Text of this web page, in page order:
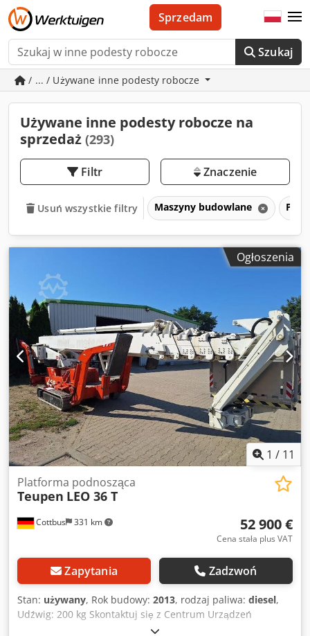
Szukaj
Sprzedam
/ ... / Używane inne podesty robocze
Używane inne podesty robocze na
sprzedaż (293)
Filtr Znaczenie
Usuń wszystkie filtry Maszyny budowlane
Ogłoszenia
1 / 11
Cottbus 331 km
Platforma podnosząca
Teupen LEO 36 T
52 900 €
Cena stała plus VAT
Zapytania Zadzwoń
Stan: używany, Rok budowy: 2013, rodzaj paliwa: diesel,
Udźwig: 200 kg Skontaktuj się z Centrum Urządzeń
Używanych, aby uzyskać więcej informacji. Chodpfxszrrxte